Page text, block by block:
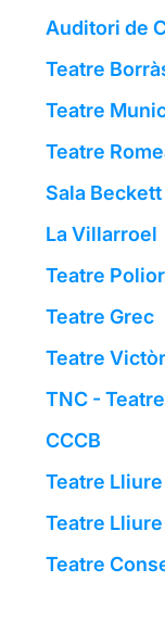
Auditori de
Teatre
Teatre
Teatre
Sala Beckett
La Villarroel
Teatre
Teatre Grec
Teatre
TNC -
CCCB
Teatre
Teatre
Teatre